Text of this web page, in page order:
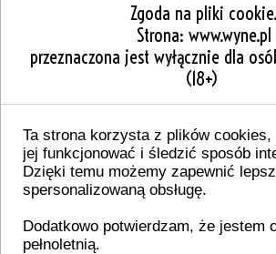
Dodatkowe informacje o
W tej sekcji warto umieścić
gwarancji, zalecenia
certyfikaty lub nagrody. Dzięki
Zgoda na pliki cookie.
Strona: www.wyne.pl
przeznaczona jest wyłącznie dla
(18+)
Ta strona korzysta z plików cookies,
jej funkcjonować i śledzić sposób
Dzięki temu możemy zapewnić
spersonalizowaną obsługę.
Dodatkowo potwierdzam, że jestem
pełnoletnią.